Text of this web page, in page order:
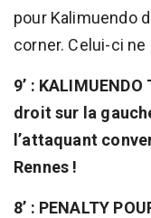
pour Kalimuendo
corner. Celui-ci ne
9’ :
droit sur la
l’attaquant
Rennes !
8’ : PENALTY